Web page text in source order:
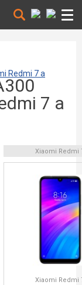
Redmi 7 a
7 a
Xiaomi Redmi
Xiaomi Redmi